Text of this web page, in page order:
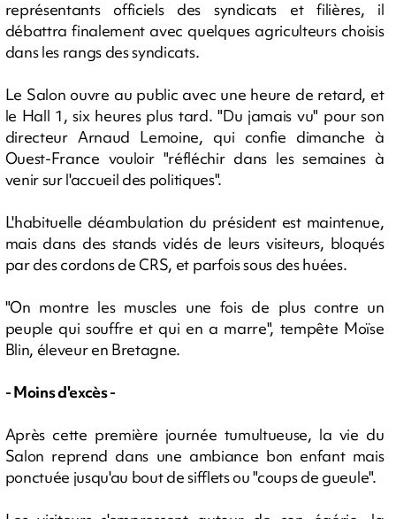
représentants officiels des syndicats et filières, il
débattra finalement avec quelques agriculteurs choisis
dans les rangs des syndicats.
Le Salon ouvre au public avec une heure de retard, et
le Hall 1, six heures plus tard. "Du jamais vu" pour son
directeur Arnaud Lemoine, qui confie dimanche à
Ouest-France vouloir "réfléchir dans les semaines à
venir sur l'accueil des politiques".
L'habituelle déambulation du président est maintenue,
mais dans des stands vidés de leurs visiteurs, bloqués
par des cordons de CRS, et parfois sous des huées.
"On montre les muscles une fois de plus contre un
peuple qui souffre et qui en a marre", tempête Moïse
Blin, éleveur en Bretagne.
- Moins d'excès -
Après cette première journée tumultueuse, la vie du
Salon reprend dans une ambiance bon enfant mais
ponctuée jusqu'au bout de sifflets ou "coups de gueule".